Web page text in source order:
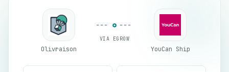
Olivraison
VIA EGROW
YouCan Ship